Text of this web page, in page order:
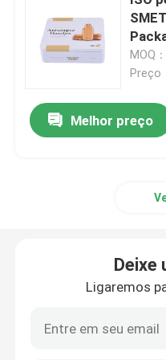
Vela Tin Can
Transportador de chá
Latas vazias da cookie
MOQ
Preço
Melhor preço
Deixe
Ligaremos